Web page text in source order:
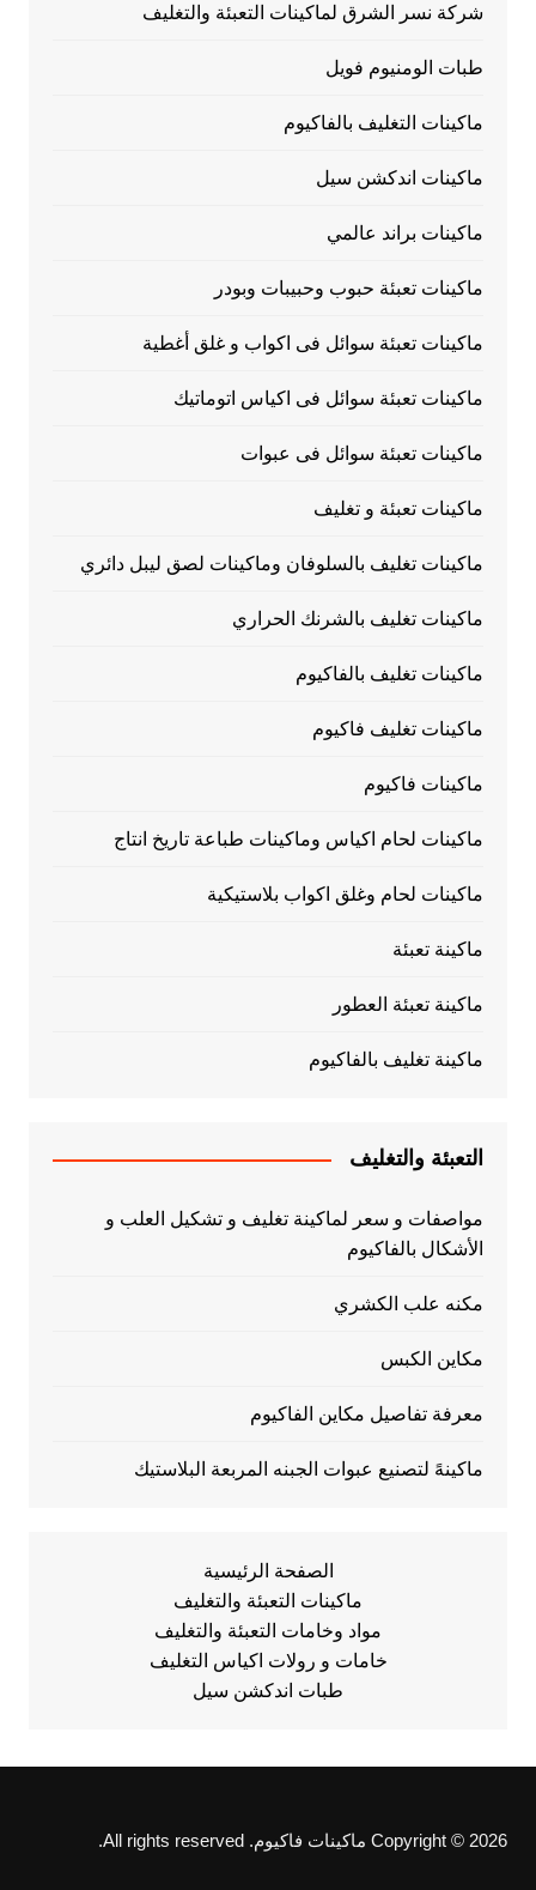
شركة نسر الشرق لماكينات التعبئة والتغليف
طبات الومنيوم فويل
ماكينات التغليف بالفاكيوم
ماكينات اندكشن سيل
ماكينات براند عالمي
ماكينات تعبئة حبوب وحبيبات وبودر
ماكينات تعبئة سوائل فى اكواب و غلق أغطية
ماكينات تعبئة سوائل فى اكياس اتوماتيك
ماكينات تعبئة سوائل فى عبوات
ماكينات تعبئة و تغليف
ماكينات تغليف بالسلوفان وماكينات لصق ليبل دائري
ماكينات تغليف بالشرنك الحراري
ماكينات تغليف بالفاكيوم
ماكينات تغليف فاكيوم
ماكينات فاكيوم
ماكينات لحام اكياس وماكينات طباعة تاريخ انتاج
ماكينات لحام وغلق اكواب بلاستيكية
ماكينة تعبئة
ماكينة تعبئة العطور
ماكينة تغليف بالفاكيوم
التعبئة والتغليف
مواصفات و سعر لماكينة تغليف و تشكيل العلب و
الأشكال بالفاكيوم
مكنه علب الكشري
مكاين الكبس
معرفة تفاصيل مكاين الفاكيوم
ماكينهً لتصنيع عبوات الجبنه المربعة البلاستيك
الصفحة الرئيسية
ماكينات التعبئة والتغليف
مواد وخامات التعبئة والتغليف
خامات و رولات اكياس التغليف
طبات اندكشن سيل
Copyright © 2026 ماكينات فاكيوم. All rights reserved.